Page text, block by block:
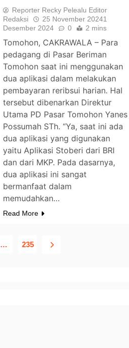
Reporter Recky Pelealu Editor
Redaksi
25 November 20241
Desember 2024
0 2 mins
Tomohon, CAKRAWALA – Para
pedagang di Pasar Beriman
Tomohon saat ini menggunakan
dua aplikasi dalam melakukan
pembayaran reribsui harian. Hal
tersebut dibenarkan Direktur
Utama PD Pasar Tomohon Yanes
Possumah STh. “Ya, saat ini ada
dua aplikasi yang digunakan
yaitu Aplikasi Stoberi dari BRI
dan dari MKP. Pada dasarnya,
dua aplikasi ini sangat
bermanfaat dalam
memudahkan…
Read More
… 235